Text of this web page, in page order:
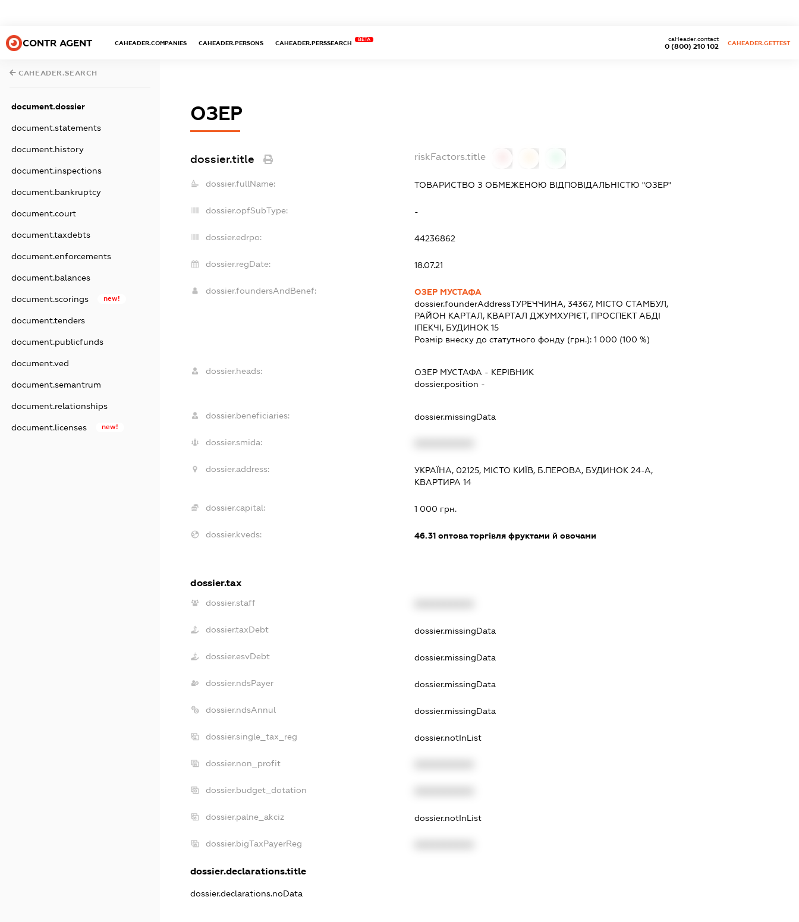
CONTR AGENT CAHEADER.COMPANIES CAHEADER.PERSONS CAHEADER.PERSSEARCH
BETA
0 (800) 210 102
caHeader.contact
CAHEADER.GETTEST
CAHEADER.SEARCH
document.dossier
document.statements
document.history
document.inspections
document.bankruptcy
document.court
document.taxdebts
document.enforcements
document.balances
document.scorings new!
document.tenders
document.publicfunds
document.ved
document.semantrum
document.relationships
document.licenses new!
ОЗЕР
dossier.title riskFactors.title
dossier.fullName: ТОВАРИСТВО З ОБМЕЖЕНОЮ ВІДПОВІДАЛЬНІСТЮ "ОЗЕР"
dossier.opfSubType: -
dossier.edrpo: 44236862
dossier.regDate: 18.07.21
dossier.foundersAndBenef:
ОЗЕР МУСТАФА
dossier.founderAddressТУРЕЧЧИНА, 34367, МІСТО СТАМБУЛ,
РАЙОН КАРТАЛ, КВАРТАЛ ДЖУМХУРІЄТ, ПРОСПЕКТ АБДІ
ІПЕКЧІ, БУДИНОК 15
Розмір внеску до статутного фонду (грн.):1 000 (100 %)
dossier.heads: ОЗЕР МУСТАФА - КЕРІВНИК
dossier.position -
dossier.beneficiaries: dossier.missingData
dossier.smida:
dossier.address:
УКРАЇНА, 02125, МІСТО КИЇВ, Б.ПЕРОВА, БУДИНОК 24-А,
КВАРТИРА 14
dossier.capital: 1 000 грн.
dossier.kveds: 46.31 оптова торгівля фруктами й овочами
dossier.tax
dossier.staff
dossier.taxDebt dossier.missingData
dossier.esvDebt dossier.missingData
dossier.ndsPayer dossier.missingData
dossier.ndsAnnul dossier.missingData
dossier.single_tax_reg dossier.notInList
dossier.non_profit
dossier.budget_dotation
dossier.palne_akciz dossier.notInList
dossier.bigTaxPayerReg
dossier.declarations.title
dossier.declarations.noData